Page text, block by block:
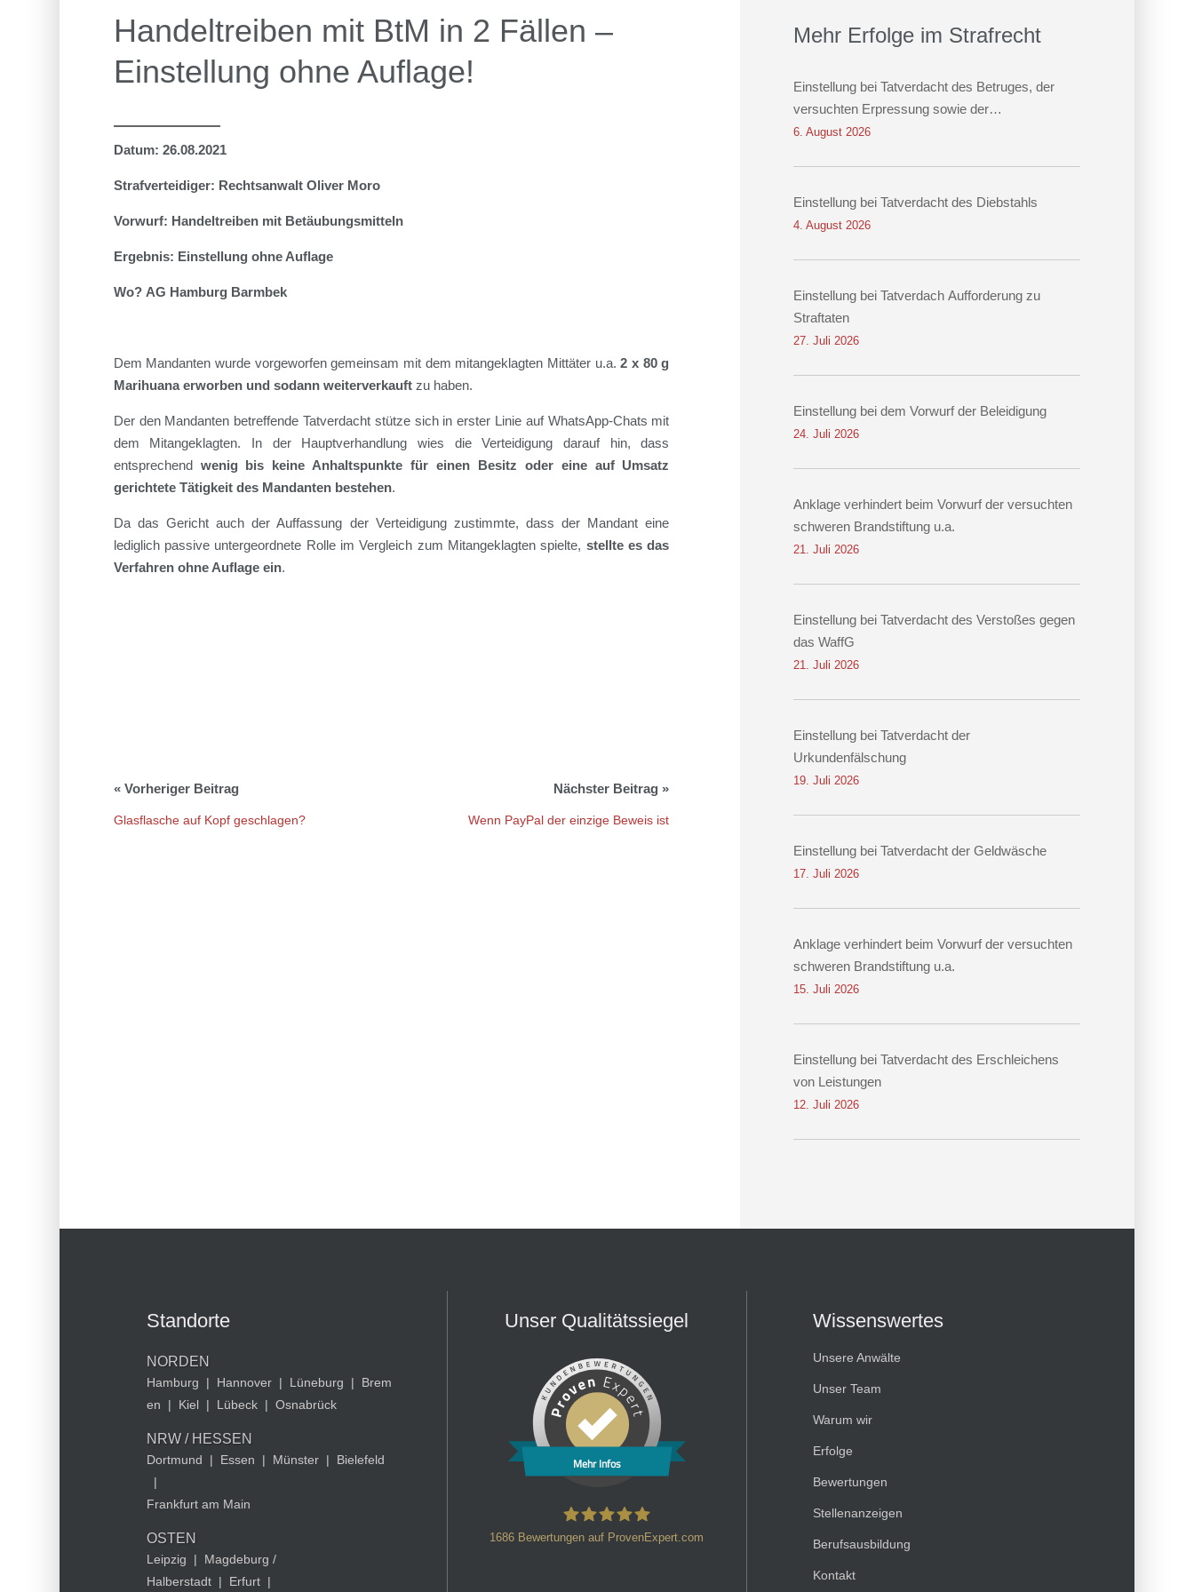
Handeltreiben mit BtM in 2 Fällen –
Einstellung ohne Auflage!
Datum: 26.08.2021
Strafverteidiger: Rechtsanwalt Oliver Moro
Vorwurf: Handeltreibenmit Betäubungsmitteln
Ergebnis: Einstellung ohne Auflage
Wo? AG Hamburg Barmbek
Dem Mandanten wurde vorgeworfen gemeinsam mit dem mitangeklagten Mittäter u.a.2 x 80 g
Marihuana erworben und sodann weiterverkauftzu haben.
Der den Mandanten betreffende Tatverdacht stütze sich in erster Linie auf WhatsApp-Chats mit
dem Mitangeklagten. In der Hauptverhandlung wies die Verteidigung darauf hin, dass
entsprechend wenig bis keine Anhaltspunkte für einen Besitz oder eine auf Umsatz
gerichtete Tätigkeit des Mandanten bestehen.
Da das Gericht auch der Auffassung der Verteidigung zustimmte, dass der Mandant eine
lediglich passive untergeordnete Rolle im Vergleich zum Mitangeklagten spielte, stellte es das
Verfahren ohne Auflage ein.
Glasflasche auf Kopf geschlagen? Wenn PayPal der einzige Beweis ist
Mehr Erfolge im Strafrecht
Einstellung bei Tatverdacht des Betruges, der
versuchten Erpressung sowie der
Datenveränderung
6. August 2026
Einstellung bei Tatverdacht des Diebstahls
4. August 2026
Einstellung bei Tatverdach Aufforderung zu
Straftaten
27. Juli 2026
Einstellung bei dem Vorwurf der Beleidigung
24. Juli 2026
Anklage verhindert beim Vorwurf der versuchten
schweren Brandstiftung u.a.
21. Juli 2026
Einstellung bei Tatverdacht des Verstoßes gegen
das WaffG
21. Juli 2026
Einstellung bei Tatverdacht der
Urkundenfälschung
19. Juli 2026
Einstellung bei Tatverdacht der Geldwäsche
17. Juli 2026
Anklage verhindert beim Vorwurf der versuchten
schweren Brandstiftung u.a.
15. Juli 2026
Einstellung bei Tatverdacht des Erschleichens
von Leistungen
12. Juli 2026
Standorte
NORDEN
Hamburg | Hannover | Lüneburg |
Brem
en
| Kiel | Lübeck | Osnabrück
NRW / HESSEN
Dortmund | Essen | Münster |
Bielefeld
|
Frankfurt am Main
OSTEN
Leipzig |
Magdeburg /
Halberstadt | Erfurt |
Unser Qualitätssiegel
Mehr Infos
1686 Bewertungen auf ProvenExpert.com
Wissenswertes
Unsere Anwälte
Unser Team
Warum wir
Erfolge
Bewertungen
Stellenanzeigen
Berufsausbildung
Kontakt